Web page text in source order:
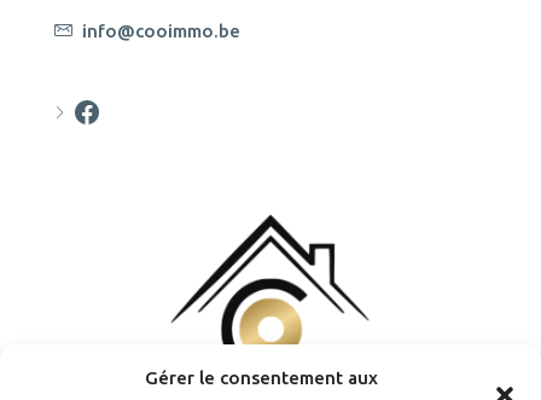
Gérer le consentement aux
info@cooimmo.be
Cooimmo